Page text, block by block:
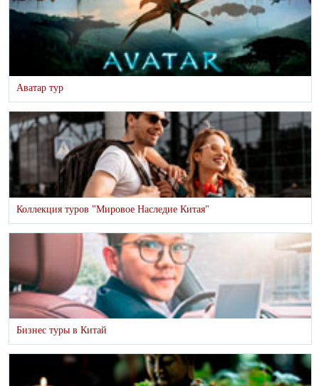
Аватар тур
Коллекция туров "Мировое Наследие Китая"
Бизнес туры в Китай